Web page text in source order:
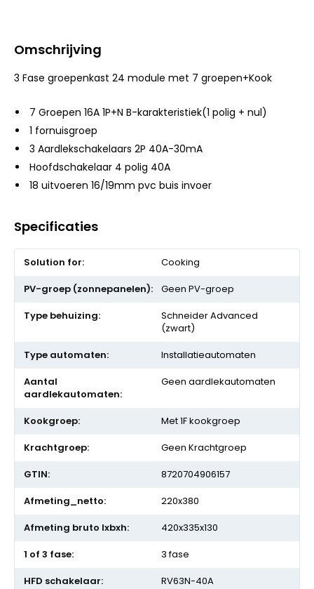
Specificaties
Meer
informatie
Cooking
Geen PV-groep
Schneider Advanced
(zwart)
Installatieautomaten
Geen aardlekautomaten
Met 1F kookgroep
Geen Krachtgroep
8720704906157
220x380
420x335x130
3 fase
RV63N-40A
Omschrijving
3 Fase groepenkast 24 module met 7 groepen+Kook
7 Groepen 16A 1P+N B-karakteristiek(1 polig + nul)
1 fornuisgroep
3 Aardlekschakelaars 2P 40A-30mA
Hoofdschakelaar 4 polig 40A
18 uitvoeren 16/19mm pvc buis invoer